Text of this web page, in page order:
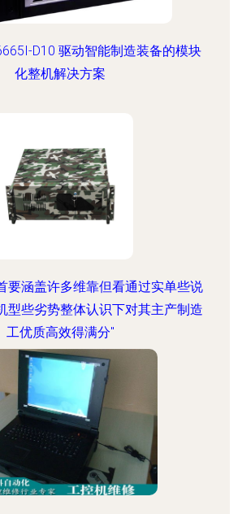
D10 驱动智能制造装备的模块
化整机解决方案
要涵盖许多维靠但看通过实单些说
型些劣势整体认识下对其主产制造
工优质高效得满分"